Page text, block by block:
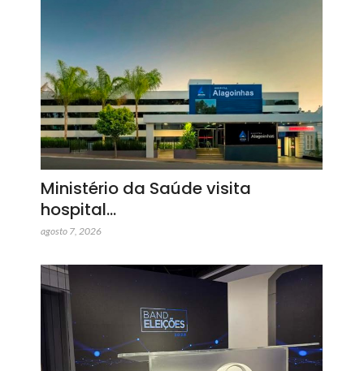
Ministério da Saúde visita
hospital…
agosto 7, 2026